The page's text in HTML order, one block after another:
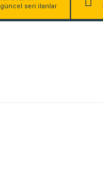
güncel seri ilanlar